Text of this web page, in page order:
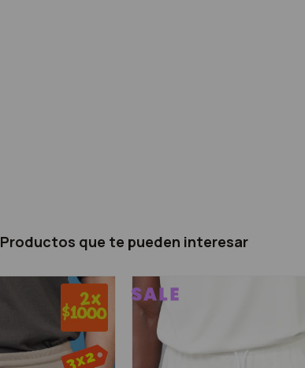
Productos que te pueden interesar